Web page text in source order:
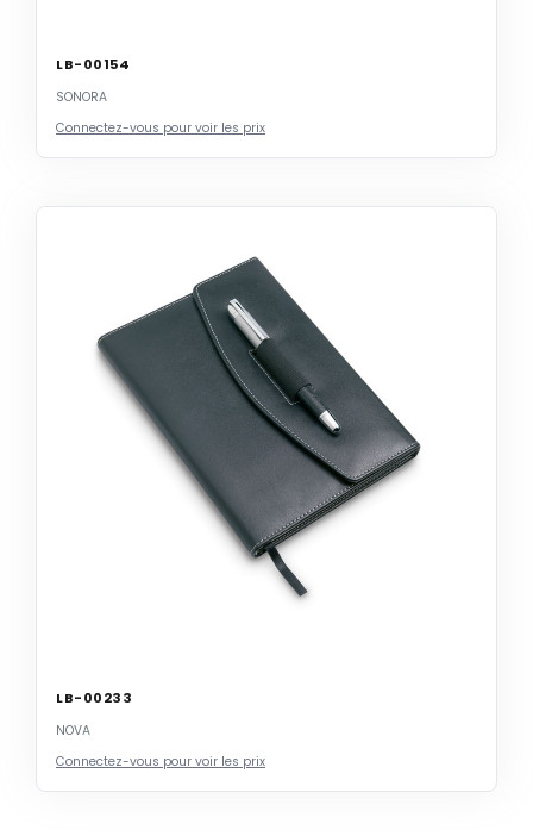
LB-00154
SONORA
Connectez-vous pour voir les prix
LB-00233
NOVA
Connectez-vous pour voir les prix